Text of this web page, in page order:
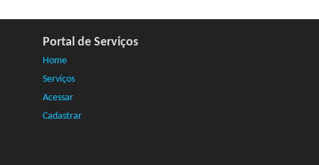
Portal de Serviços
Home
Serviços
Acessar
Cadastrar